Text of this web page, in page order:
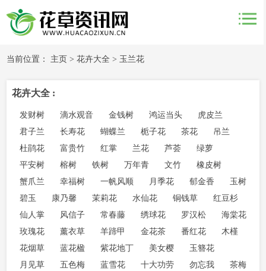
当前位置： 主页 >花卉大全 > 玉兰花
花卉大全 :
发财树 滴水观音 金钱树 鸿运当头
虎皮兰
君子兰
长寿花 蝴蝶兰 栀子花 茶花
吊兰
杜鹃花
富贵竹 红掌 兰花 芦荟
绿萝
平安树
榕树 铁树 万年青 文竹
橡皮树
蟹爪兰
幸福树 一帆风顺 月季花 郁金香
玉树
碧玉
康乃馨 茉莉花 水仙花 铜钱草
红豆杉
仙人掌
风信子 常春藤 绣球花 罗汉松
海棠花
玫瑰花
薰衣草 羊蹄甲 金花茶 番红花
木槿
花烟草
蓝花楹 紫花地丁 美女樱
玉簪花
月见草
五色梅 蓝雪花 十大功劳 勿忘我
茶梅